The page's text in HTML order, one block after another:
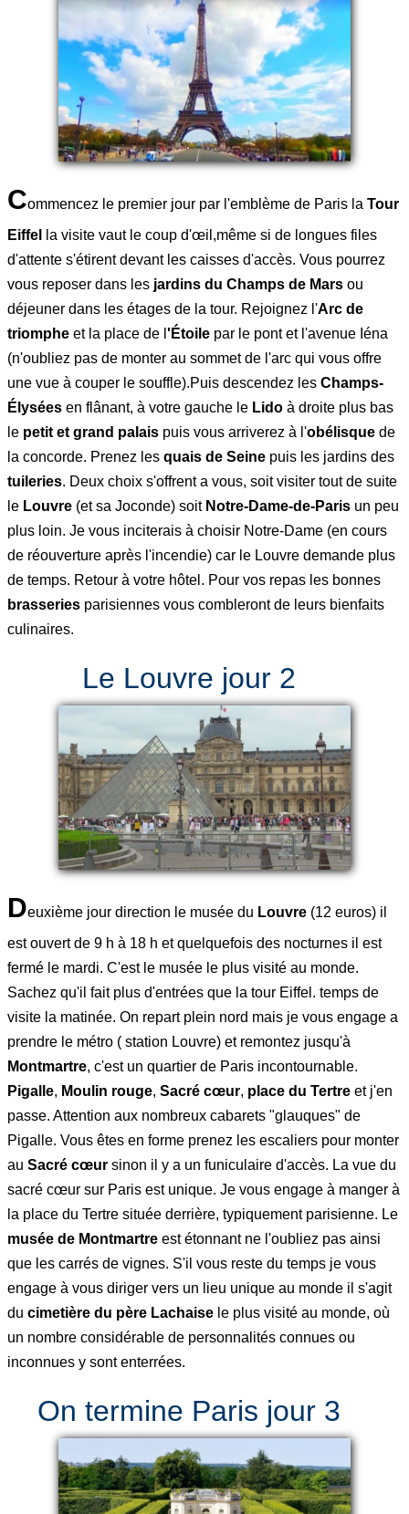
Commencez le premier jour par l'emblème de Paris la Tour
Eiffel
la visite vaut le coup d'œil,même si de longues files
d'attente s'étirent devant les caisses d'accès. Vous pourrez
vous reposer dans les jardins du Champs de Mars ou
déjeuner dans les étages de la tour. Rejoignez l'Arc de
triomphe et la place de l 'Étoile par le pont et l'avenue Iéna
(n'oubliez pas de monter au sommet de l'arc qui vous offre
une vue à couper le souffle).Puis descendez les Champs-
Élysées en flânant, à votre gauche le Lido à droite plus bas
le petit et grand palais puis vous arriverez à l'obélisque de
la concorde. Prenez les quais de Seine puis les jardins des
tuileries. Deux choix s'offrent a vous, soit visiter tout de suite
le Louvre (et sa Joconde) soit Notre-Dame-de-Paris un peu
plus loin. Je vous inciterais à choisir Notre-Dame (en cours
de réouverture après l'incendie) car le Louvre demande plus
de temps. Retour à votre hôtel. Pour vos repas les bonnes
brasseries parisiennes vous combleront de leurs bienfaits
culinaires.
Le Louvre jour 2
Deuxième jour direction le musée du Louvre (12 euros) il
est ouvert de 9 h à 18 h et quelquefois des nocturnes il est
fermé le mardi. C'est le musée le plus visité au monde.
Sachez qu'il fait plus d'entrées que la tour Eiffel. temps de
visite la matinée. On repart plein nord mais je vous engage a
prendre le métro ( station Louvre) et remontez jusqu'à
Montmartre, c'est un quartier de Paris incontournable.
Pigalle, Moulin rouge, Sacré cœur, place du Tertre et j'en
passe. Attention aux nombreux cabarets "glauques" de
Pigalle. Vous êtes en forme prenez les escaliers pour monter
au Sacré cœur sinon il y a un funiculaire d'accès. La vue du
sacré cœur sur Paris est unique. Je vous engage à manger à
la place du Tertre située derrière, typiquement parisienne. Le
musée de Montmartre est étonnant ne l'oubliez pas ainsi
que les carrés de vignes. S'il vous reste du temps je vous
engage à vous diriger vers un lieu unique au monde il s'agit
du cimetière du père Lachaise le plus visité au monde, où
un nombre considérable de personnalités connues ou
inconnues y sont enterrées.
On termine Paris jour 3